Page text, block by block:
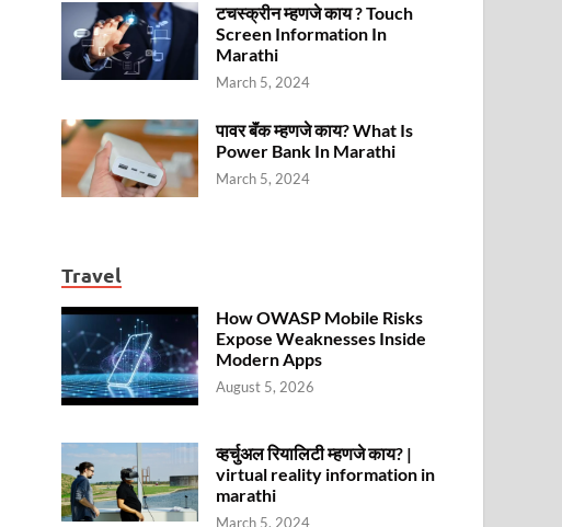
टचस्क्रीन म्हणजे काय ? Touch
Screen Information In
Marathi
March 5, 2024
पावर बॅंक म्हणजे काय? What Is
Power Bank In Marathi
March 5, 2024
Travel
How OWASP Mobile Risks
Expose Weaknesses Inside
Modern Apps
August 5, 2026
व्हर्चुअल रियालिटी म्हणजे काय? |
virtual reality information in
marathi
March 5, 2024